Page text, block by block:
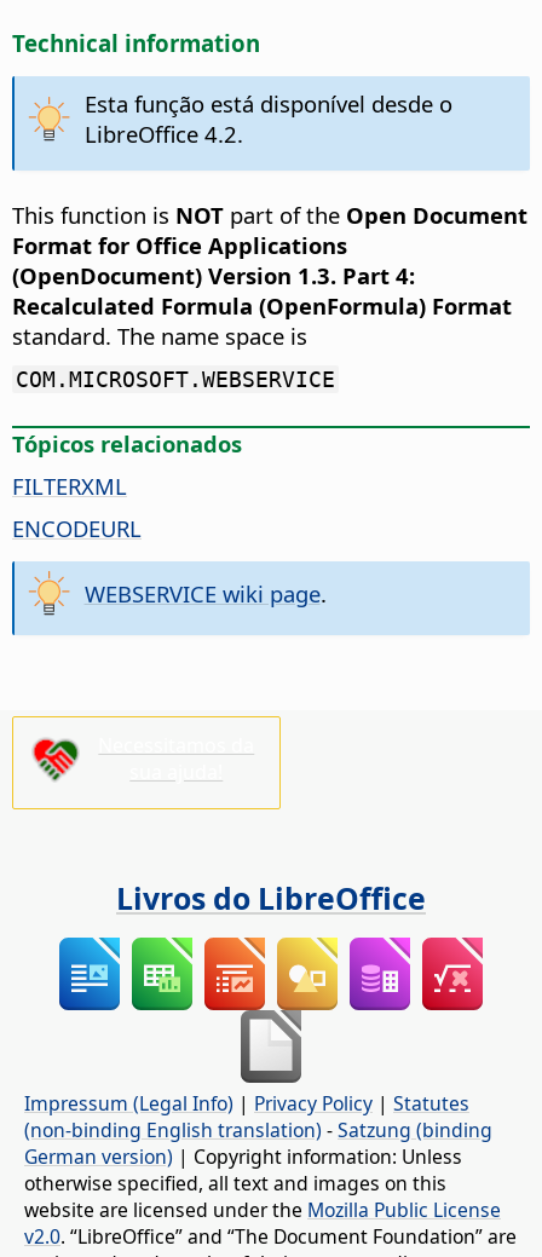
Technical information
Esta função está disponível desde o
LibreOffice 4.2.
This function is NOT part of the Open Document
Format for Office Applications
(OpenDocument) Version 1.3. Part 4:
Recalculated Formula (OpenFormula) Format
standard. The name space is
COM.MICROSOFT.WEBSERVICE
Tópicos relacionados
FILTERXML
ENCODEURL
WEBSERVICE wiki page.
Livros do LibreOffice
Impressum (Legal Info) | Privacy Policy | Statutes
(non-binding English translation) -Satzung (binding
German version) | Copyright information: Unless
otherwise specified, all text and images on this
website are licensed under the Mozilla Public License
v2.0. “LibreOffice” and “The Document Foundation” are